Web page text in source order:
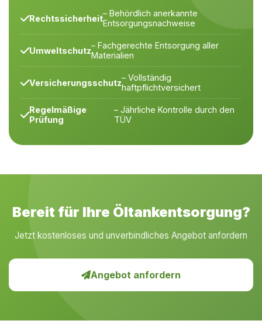
Rechtssicherheit– Behördlich anerkannte
Entsorgungsnachweise
Umweltschutz– Fachgerechte Entsorgung aller
Materialien
Versicherungsschutz– Vollständig
haftpflichtversichert
Regelmäßige
Prüfung
– Jährliche Kontrolle durch den
TÜV
Bereit für Ihre Öltankentsorgung?
Jetzt kostenloses und unverbindliches Angebot anfordern
Angebot anfordern